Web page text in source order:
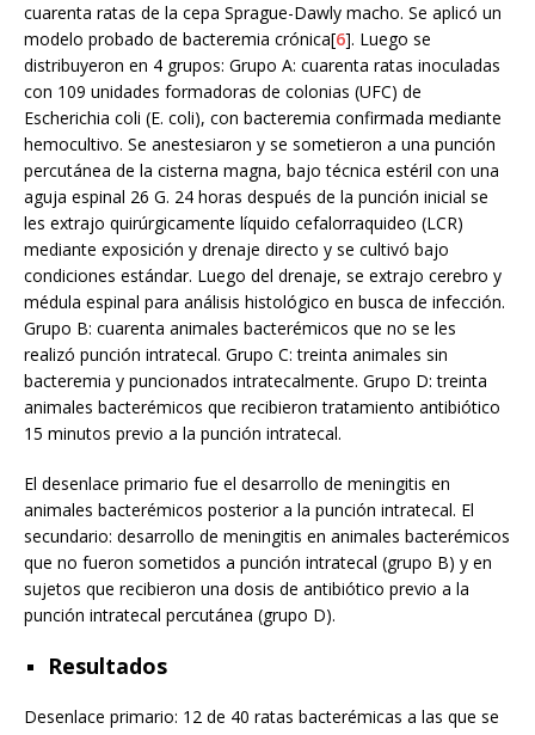
cuarenta ratas de la cepa Sprague-Dawly macho. Se aplicó un
modelo probado de bacteremia crónica[6]. Luego se
distribuyeron en 4 grupos: Grupo A: cuarenta ratas inoculadas
con 109 unidades formadoras de colonias (UFC) de
Escherichia coli (E. coli), con bacteremia confirmada mediante
hemocultivo. Se anestesiaron y se sometieron a una punción
percutánea de la cisterna magna, bajo técnica estéril con una
aguja espinal 26 G. 24 horas después de la punción inicial se
les extrajo quirúrgicamente líquido cefalorraquideo (LCR)
mediante exposición y drenaje directo y se cultivó bajo
condiciones estándar. Luego del drenaje, se extrajo cerebro y
médula espinal para análisis histológico en busca de infección.
Grupo B: cuarenta animales bacterémicos que no se les
realizó punción intratecal. Grupo C: treinta animales sin
bacteremia y puncionados intratecalmente. Grupo D: treinta
animales bacterémicos que recibieron tratamiento antibiótico
15 minutos previo a la punción intratecal.
El desenlace primario fue el desarrollo de meningitis en
animales bacterémicos posterior a la punción intratecal. El
secundario: desarrollo de meningitis en animales bacterémicos
que no fueron sometidos a punción intratecal (grupo B) y en
sujetos que recibieron una dosis de antibiótico previo a la
punción intratecal percutánea (grupo D).
Resultados
Desenlace primario: 12 de 40 ratas bacterémicas a las que se